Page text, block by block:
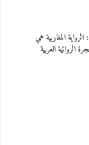
المغاربية هي
الروائية العربية